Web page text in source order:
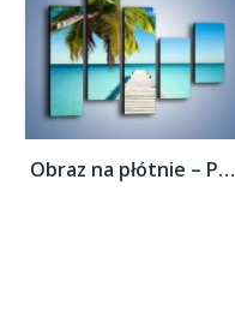
Obraz na płótnie – Pomost wprost do raju –...